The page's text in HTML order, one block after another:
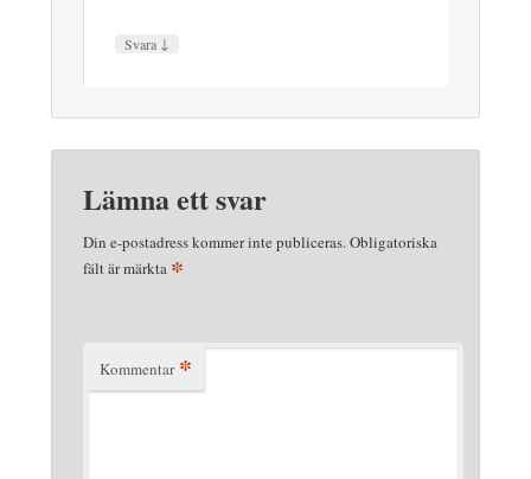
Svara ↓
Lämna ett svar
Din e-postadress kommer inte publiceras.Obligatoriska
fält är märkta *
Kommentar *